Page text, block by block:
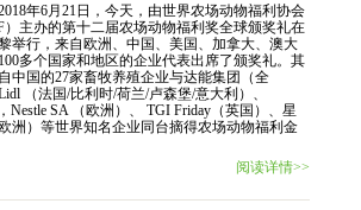
年6月21日，今天，由世界农场动物福利协会
）主办的第十二届农场动物福利奖全球颁奖礼在
举行，来自欧洲、中国、美国、加拿大、澳大
多个国家和地区的企业代表出席了颁奖礼。其
中国的27家畜牧养殖企业与达能集团（全
（法国/比利时/荷兰/卢森堡/意大利）、
Nestle SA （欧洲）、 TGI Friday（英国）、星
洲）等世界知名企业同台摘得农场动物福利金
阅读详情>>